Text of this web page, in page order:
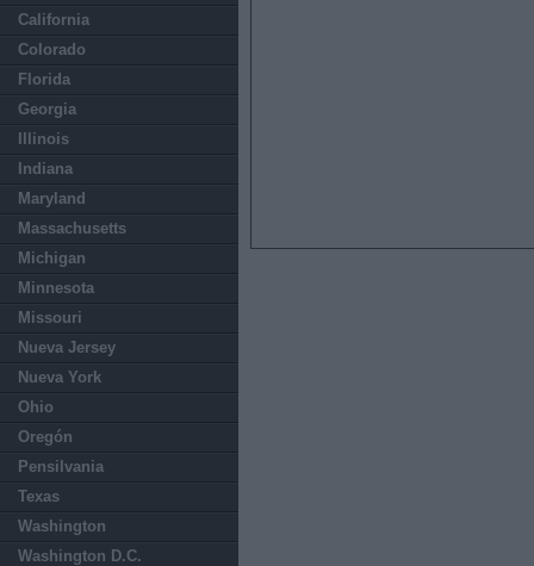
California
Colorado
Florida
Georgia
Illinois
Indiana
Maryland
Massachusetts
Michigan
Minnesota
Missouri
Nueva Jersey
Nueva York
Ohio
Oregón
Pensilvania
Texas
Washington
Washington D.C.